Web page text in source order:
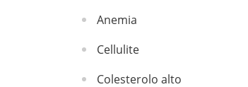
Anemia
Cellulite
Colesterolo alto